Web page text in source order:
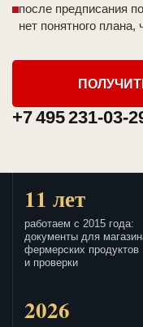
после предписания
нет понятного
+7 495 231-03-
11 лет
работаем с 2015 года:
документы для
фермерских продуктов
и проверки
2026